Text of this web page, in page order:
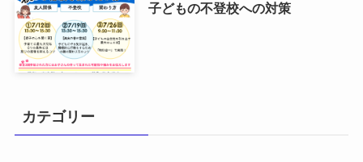
子どもの不登校への対策
カテゴリー